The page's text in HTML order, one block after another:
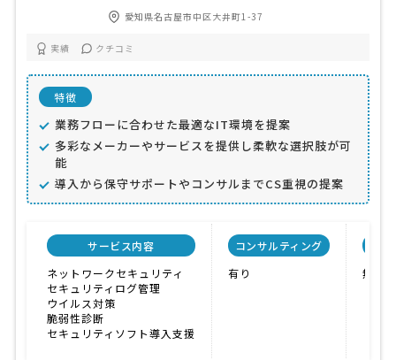
愛知県名古屋市中区大井町1-37
実績 クチコミ
特徴
業務フローに合わせた最適なIT環境を提案
多彩なメーカーやサービスを提供し柔軟な選択肢が可
能
導入から保守サポートやコンサルまでCS重視の提案
サービス内容
ネットワークセキュリティ
セキュリティログ管理
ウイルス対策
脆弱性診断
セキュリティソフト導入支援
コンサルティング
有り
無し